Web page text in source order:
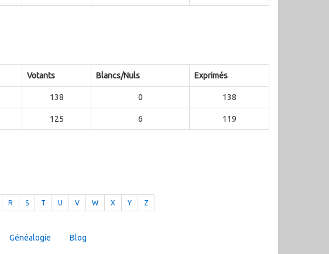
Votants Blancs/Nuls Exprimés
138 0 138
125 6 119
R S T U V W X Y Z
Généalogie Blog